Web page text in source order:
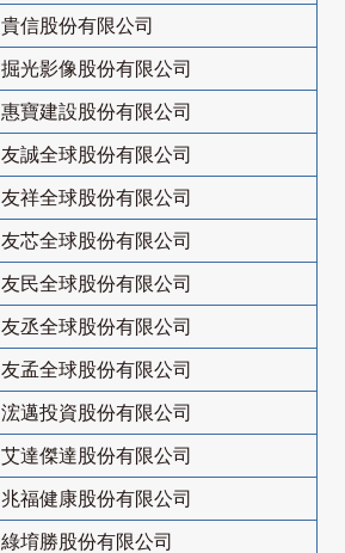
貴信股份有限公司
掘光影像股份有限公司
惠寶建設股份有限公司
友誠全球股份有限公司
友祥全球股份有限公司
友芯全球股份有限公司
友民全球股份有限公司
友丞全球股份有限公司
友孟全球股份有限公司
浤邁投資股份有限公司
艾達傑達股份有限公司
兆福健康股份有限公司
綠堉勝股份有限公司